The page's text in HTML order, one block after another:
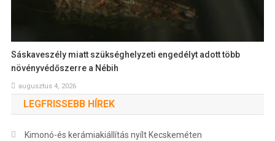
Sáskaveszély miatt szükséghelyzeti engedélyt adott több
növényvédőszerre a Nébih
augusztus 4, 2026
LEGFRISSEBB HÍREK
Kimonó-és kerámiakiállítás nyílt Kecskeméten